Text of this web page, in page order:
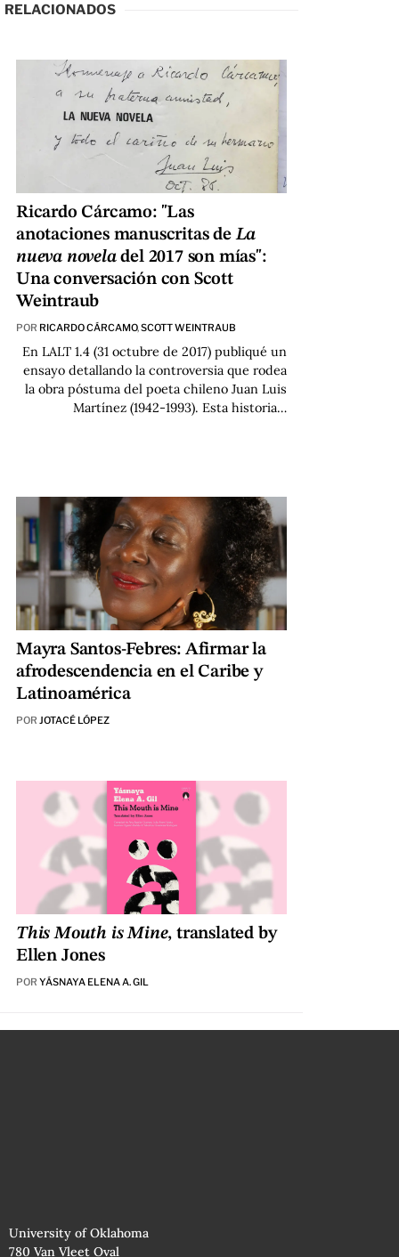
RELACIONADOS
Ricardo Cárcamo: "Las
anotaciones manuscritas deLa
nueva noveladel 2017 son mías":
Una conversación con Scott
Weintraub
POR RICARDO CÁRCAMO,SCOTT WEINTRAUB
En LALT 1.4 (31 octubre de 2017) publiqué un
ensayo detallando la controversia que rodea
la obra póstuma del poeta chileno Juan Luis
Martínez (1942-1993). Esta historia…
Mayra Santos-Febres: Afirmar la
afrodescendencia en el Caribe y
Latinoamérica
POR JOTACÉ LÓPEZ
This Mouth is Mine, translated by
Ellen Jones
POR YÁSNAYA ELENA A. GIL
University of Oklahoma
780 Van Vleet Oval